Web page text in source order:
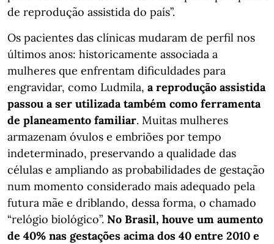
de reprodução assistida do país”.
Os pacientes das clínicas mudaram de perfil nos
últimos anos: historicamente associada a
mulheres que enfrentam dificuldades para
engravidar, como Ludmila, a reprodução assistida
passou a ser utilizada também como ferramenta
de planeamento familiar. Muitas mulheres
armazenam óvulos e embriões por tempo
indeterminado, preservando a qualidade das
células e ampliando as probabilidades de gestação
num momento considerado mais adequado pela
futura mãe e driblando, dessa forma, o chamado
“relógio biológico”. No Brasil, houve um aumento
de 40% nas gestações acima dos 40 entre 2010 e